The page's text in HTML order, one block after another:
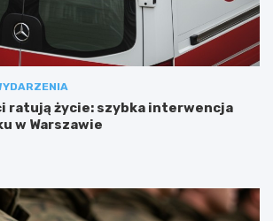
ratują życie: szybka interwencja
w Warszawie